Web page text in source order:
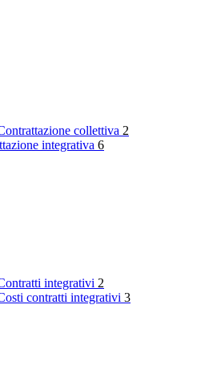
collettiva 2
integrativa 6
integrativi 2
contratti integrativi 3